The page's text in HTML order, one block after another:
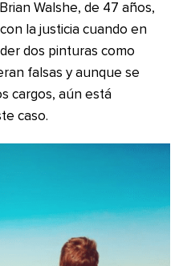
Walshe, de 47 años,
la justicia cuando en
dos pinturas como
falsas y aunque se
cargos, aún está
caso.